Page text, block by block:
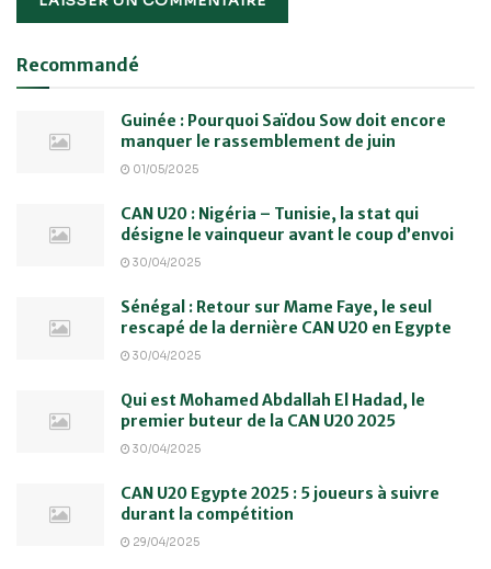
Recommandé
Guinée : Pourquoi Saïdou Sow doit encore
manquer le rassemblement de juin
01/05/2025
CAN U20 : Nigéria – Tunisie, la stat qui
désigne le vainqueur avant le coup d’envoi
30/04/2025
Sénégal : Retour sur Mame Faye, le seul
rescapé de la dernière CAN U20 en Egypte
30/04/2025
Qui est Mohamed Abdallah El Hadad, le
premier buteur de la CAN U20 2025
30/04/2025
CAN U20 Egypte 2025 : 5 joueurs à suivre
durant la compétition
29/04/2025